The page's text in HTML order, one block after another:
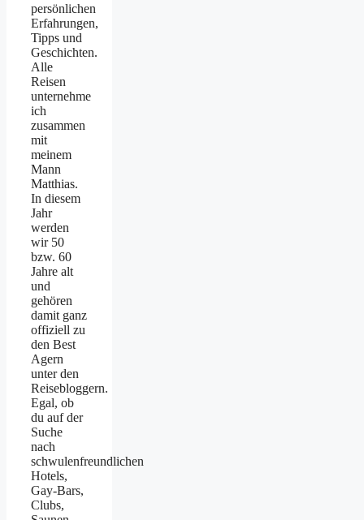
persönlichen
Erfahrungen,
Tipps und
Geschichten.
Alle
Reisen
unternehme
ich
zusammen
mit
meinem
Mann
Matthias.
In diesem
Jahr
werden
wir 50
bzw. 60
Jahre alt
und
gehören
damit ganz
offiziell zu
den Best
Agern
unter den
Reisebloggern.
Egal, ob
du auf der
Suche
nach
schwulenfreundlichen
Hotels,
Gay-Bars,
Clubs,